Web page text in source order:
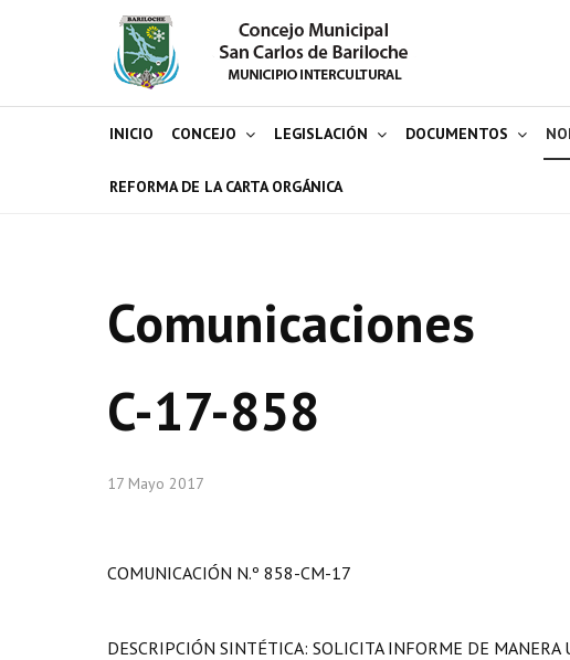
INICIO CONCEJO LEGISLACIÓN DOCUMENTOS
REFORMA DE LA CARTA ORGÁNICA
Comunicaciones
C-17-858
17 Mayo 2017
COMUNICACIÓN N.º 858-CM-17
DESCRIPCIÓN SINTÉTICA: SOLICITA INFORME DE